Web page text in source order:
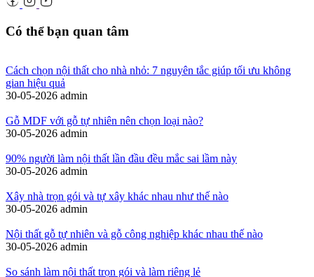
Có thể bạn quan tâm
Cách chọn nội thất cho nhà nhỏ: 7 nguyên tắc giúp tối ưu không
gian hiệu quả
30-05-2026 admin
Gỗ MDF với gỗ tự nhiên nên chọn loại nào?
30-05-2026 admin
90% người làm nội thất lần đầu đều mắc sai lầm này
30-05-2026 admin
Xây nhà trọn gói và tự xây khác nhau như thế nào
30-05-2026 admin
Nội thất gỗ tự nhiên và gỗ công nghiệp khác nhau thế nào
30-05-2026 admin
So sánh làm nội thất trọn gói và làm riêng lẻ